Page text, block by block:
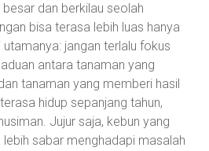
dan berkilau seolah
bisa terasa lebih luas hanya
jangan terlalu fokus
antara tanaman yang
tanaman yang memberi hasil
hidup sepanjang tahun,
Jujur saja, kebun yang
sabar menghadapi masalah